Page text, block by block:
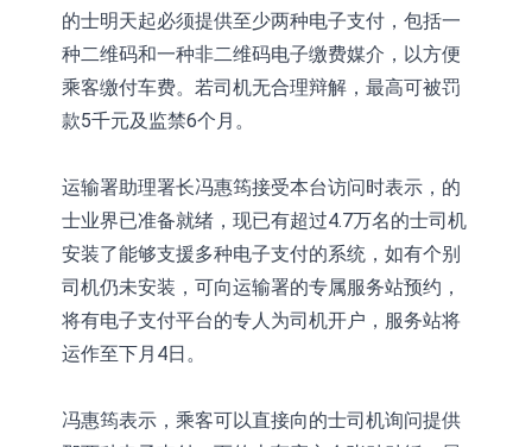
统工程股权(02902.HK)涨+231.25%，
中国智能健康(00348.HK)涨+133.33%
【异动股】钨板块拉升，中钨高新
(000657.CN)涨7.24%
【异动股】昨日打二板以上表现板块
拉升，欣天科技(300615.CN)涨
【异动股】港股跌幅榜前十，天瑞汽
务集团(02215.HK)跌16.33%
10年期港元特区政府机构债券将于
2026年8月12日透过重开进行投标
的士明天起必须提供至少两种电子支付，包括一
种二维码和一种非二维码电子缴费媒介，以方便
乘客缴付车费。若司机无合理辩解，最高可被罚
款5千元及监禁6个月。
运输署助理署长冯惠筠接受本台访问时表示，的
士业界已准备就绪，现已有超过4.7万名的士司机
安装了能够支援多种电子支付的系统，如有个别
司机仍未安装，可向运输署的专属服务站预约，
将有电子支付平台的专人为司机开户，服务站将
运作至下月4日。
冯惠筠表示，乘客可以直接向的士司机询问提供